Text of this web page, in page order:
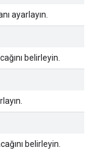
ayarlayın.
belirleyin.
belirleyin.